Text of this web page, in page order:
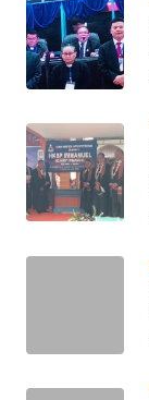
KARIR
DISCLAIMER
Wahana
News
Regional
WN
WN